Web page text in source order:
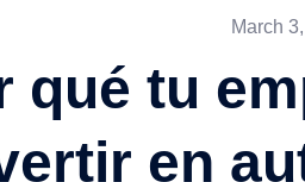
March
qué tu
en